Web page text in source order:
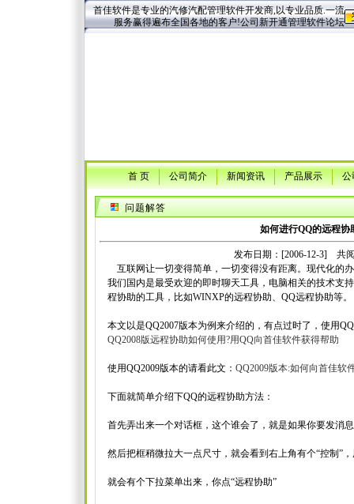
首佳软件是专业的汽修汽配管理软件开发商,以专业品质.一流
服务赢得遍布全国各地的客户!公司新开通管理软件论坛
首 页 公司简介 新闻资讯 产品展示 公
问题解答
如何进行QQ的远程协
发布日期：[2006-12-3] 共
互联网让一切变得简单，一切变得没有距离。现代化的
我们国内是最受欢迎的即时聊天工具，电脑相关的技术支
程协助的工具，比如WINXP的远程协助、QQ远程协助等。
本文以是QQ2007版本为例来介绍的，有点过时了，使用
QQ2008版远程协助如何使用?用QQ向首佳软件获得帮助
使用QQ2009版本的请看此文： QQ2009版本:如何向首佳软
下面就简单介绍下QQ的远程协助方法：
首先弄出来一个对话框，这个谁会了，就是如果你要发消
然后把框稍微拉大一点尺寸，就会看到右上角有个“控制”
就会有个下拉菜单出来，你点“远程协助”